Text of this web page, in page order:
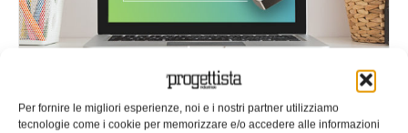
Per fornire le migliori esperienze, noi e i nostri partner utilizziamo
tecnologie come i cookie per memorizzare e/o accedere alle informazioni
Smartworking facile? Ci pensa
ThinOX4PC USB